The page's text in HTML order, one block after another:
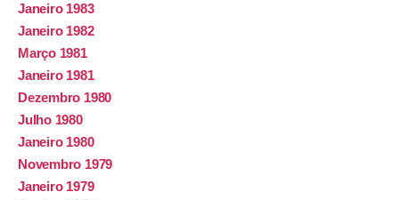
Janeiro 1983
Janeiro 1982
Março 1981
Janeiro 1981
Dezembro 1980
Julho 1980
Janeiro 1980
Novembro 1979
Janeiro 1979